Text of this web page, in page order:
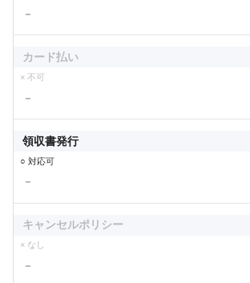
－
カード払い
× 不可
－
領収書発行
○ 対応可
－
キャンセルポリシー
× なし
－